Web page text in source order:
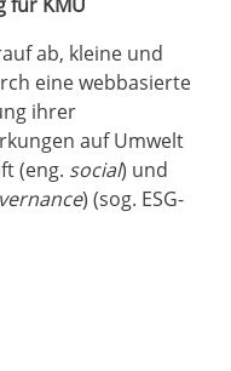
ab, kleine und
eine webbasierte
ihrer
auf Umwelt
(eng. social) und
) (sog. ESG-